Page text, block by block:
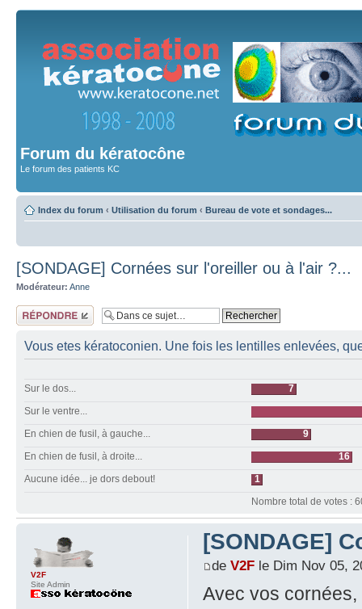
Forum du kératocône
Le forum des patients KC
Index du forum ‹ Utilisation du forum ‹ Bureau de vote et sondages...
[SONDAGE] Cornées sur l'oreiller ou à l'air ?...
Modérateur: Anne
Répondre
Vous etes kératoconien. Une fois les lentilles enlevées,
Sur le dos...
7
Sur le ventre...
En chien de fusil, à gauche...
9
En chien de fusil, à droite...
16
Aucune idée... je dors debout!
1
Nombre total de votes :
[SONDAGE]
de V2Fle Dim Nov 05,
Avec vos
V2F
Site Admin